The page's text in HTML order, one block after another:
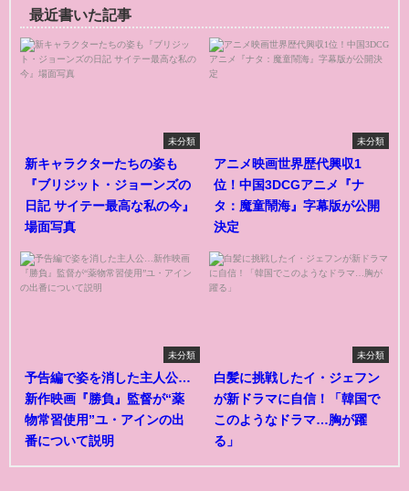
最近書いた記事
未分類
新キャラクターたちの姿も
『ブリジット・ジョーンズの
日記 サイテー最高な私の今』
場面写真
未分類
アニメ映画世界歴代興収1
位！中国3DCGアニメ『ナ
タ：魔童鬧海』字幕版が公開
決定
未分類
予告編で姿を消した主人公…
新作映画『勝負』監督が“薬
物常習使用”ユ・アインの出
番について説明
未分類
白髪に挑戦したイ・ジェフン
が新ドラマに自信！「韓国で
このようなドラマ…胸が躍
る」